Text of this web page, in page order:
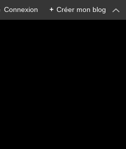
Connexion + Créer mon blog